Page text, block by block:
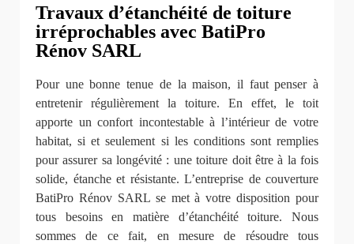
Travaux d’étanchéité de toiture
irréprochables avec BatiPro
Rénov SARL
Pour une bonne tenue de la maison, il faut penser à
entretenir régulièrement la toiture. En effet, le toit
apporte un confort incontestable à l’intérieur de votre
habitat, si et seulement si les conditions sont remplies
pour assurer sa longévité : une toiture doit être à la fois
solide, étanche et résistante. L’entreprise de couverture
BatiPro Rénov SARL se met à votre disposition pour
tous besoins en matière d’étanchéité toiture. Nous
sommes de ce fait, en mesure de résoudre tous